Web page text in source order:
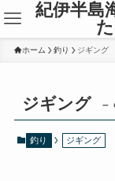
紀伊半島
ホーム 釣り ジギング
ジギング –
釣り ジギング